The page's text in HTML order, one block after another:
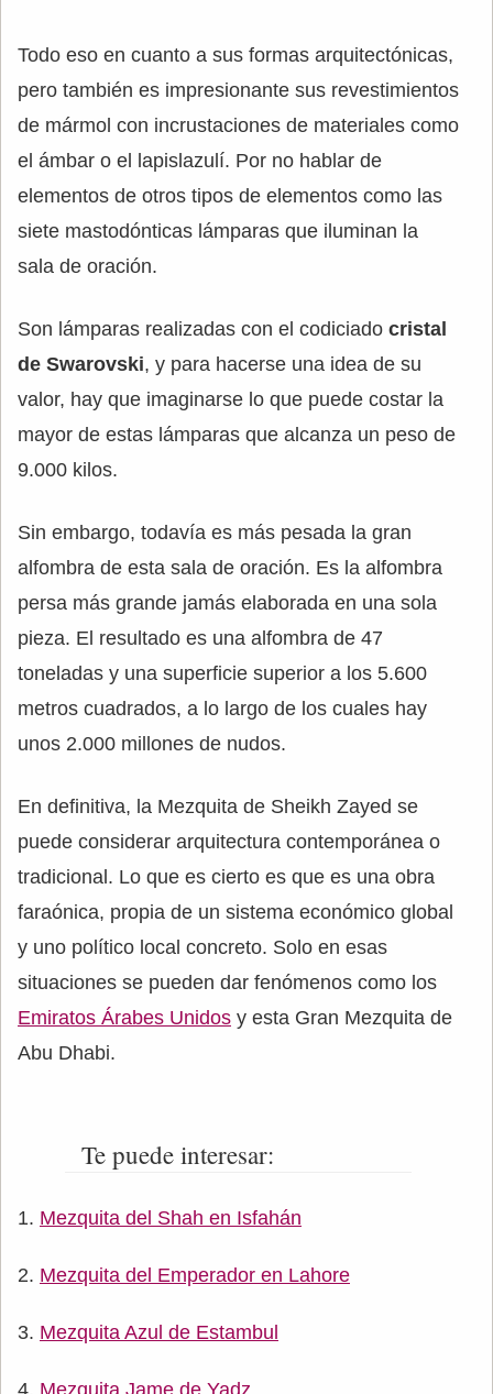
Todo eso en cuanto a sus formas arquitectónicas,
pero también es impresionante sus revestimientos
de mármol con incrustaciones de materiales como
el ámbar o el lapislazulí. Por no hablar de
elementos de otros tipos de elementos como las
siete mastodónticas lámparas que iluminan la
sala de oración.
Son lámparas realizadas con el codiciado cristal
de Swarovski, y para hacerse una idea de su
valor, hay que imaginarse lo que puede costar la
mayor de estas lámparas que alcanza un peso de
9.000 kilos.
Sin embargo, todavía es más pesada la gran
alfombra de esta sala de oración. Es la alfombra
persa más grande jamás elaborada en una sola
pieza. El resultado es una alfombra de 47
toneladas y una superficie superior a los 5.600
metros cuadrados, a lo largo de los cuales hay
unos 2.000 millones de nudos.
En definitiva, la Mezquita de Sheikh Zayed se
puede considerar arquitectura contemporánea o
tradicional. Lo que es cierto es que es una obra
faraónica, propia de un sistema económico global
y uno político local concreto. Solo en esas
situaciones se pueden dar fenómenos como los
Emiratos Árabes Unidos y esta Gran Mezquita de
Abu Dhabi.
Te puede interesar:
Mezquita del Shah en Isfahán
Mezquita del Emperador en Lahore
Mezquita Azul de Estambul